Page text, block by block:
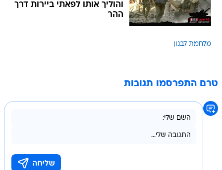
והוליך אותו לפאתי ביירות דרך
ההר
מלחמת לבנון
טרם התפרסמו תגובות